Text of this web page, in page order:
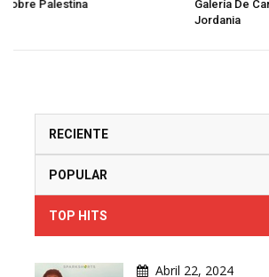
Galería De Caricaturas Políticas De Emad
RECIENTE
POPULAR
TOP HITS
Abril 22, 2024